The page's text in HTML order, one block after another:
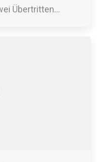
Übertritten…